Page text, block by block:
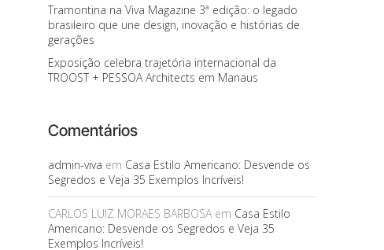
Tramontina na Viva Magazine 3ª edição: o legado
brasileiro que une design, inovação e histórias de
gerações
Exposição celebra trajetória internacional da
TROOST + PESSOA Architects em Manaus
Comentários
admin-viva em Casa Estilo Americano: Desvende os
Segredos e Veja 35 Exemplos Incríveis!
CARLOS LUIZ MORAES BARBOSAem Casa Estilo
Americano: Desvende os Segredos e Veja 35
Exemplos Incríveis!